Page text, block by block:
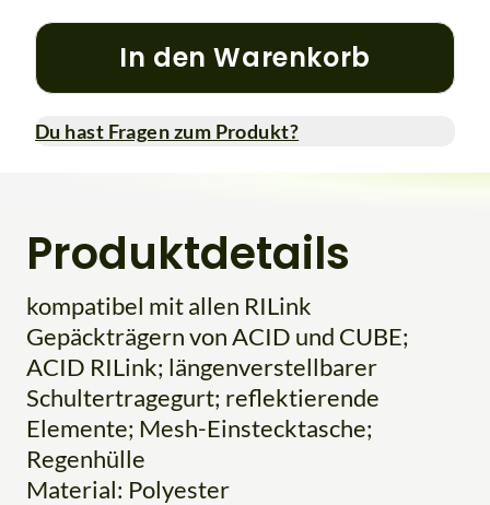
In den Warenkorb
Du hast Fragen zum Produkt?
Produktdetails
kompatibel mit allen RILink
Gepäckträgern von ACID und CUBE;
ACID RILink; längenverstellbarer
Schultertragegurt; reflektierende
Elemente; Mesh-Einstecktasche;
Regenhülle
Material: Polyester